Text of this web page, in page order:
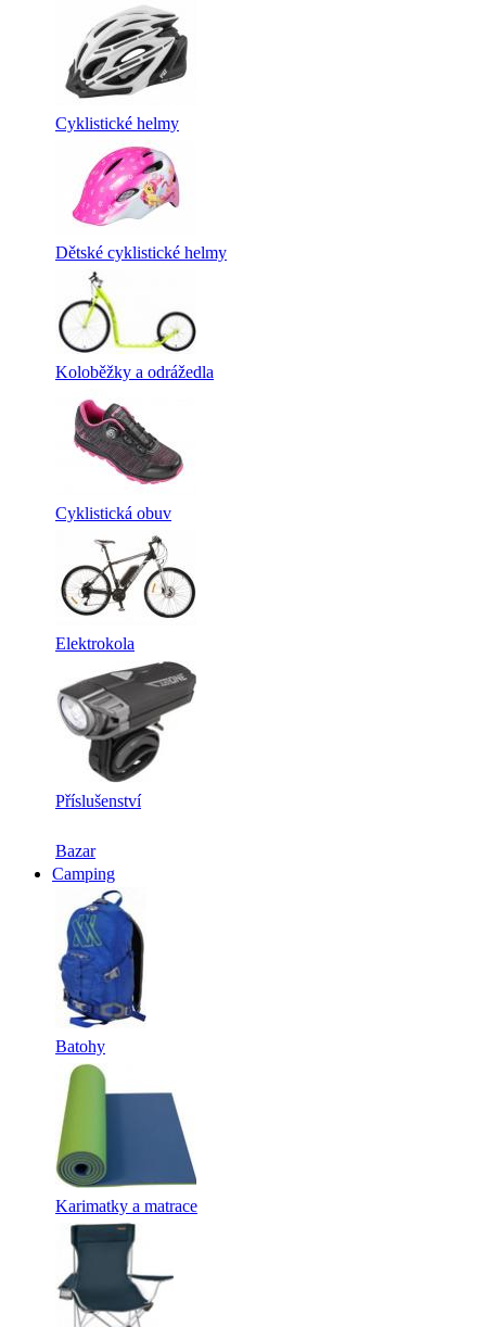
Cyklistické helmy
Dětské cyklistické helmy
Koloběžky a odrážedla
Cyklistická obuv
Elektrokola
Příslušenství
Bazar
Camping
Batohy
Karimatky a matrace